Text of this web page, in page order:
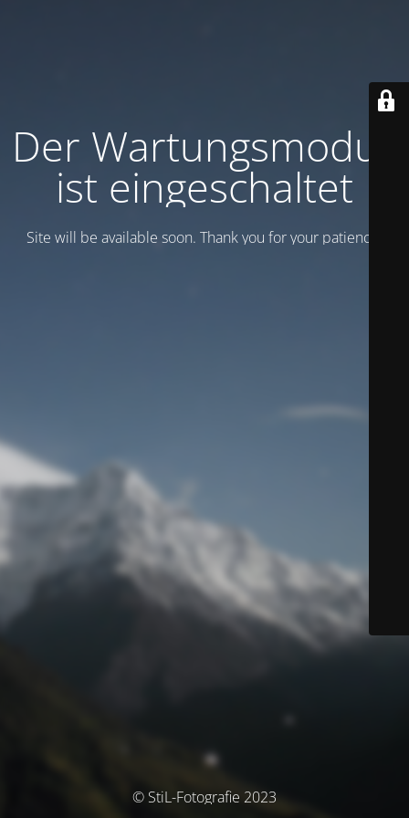
Der Wartungsmodus
ist eingeschaltet
Site will be available soon. Thank you for your patience!
© StiL-Fotografie 2023